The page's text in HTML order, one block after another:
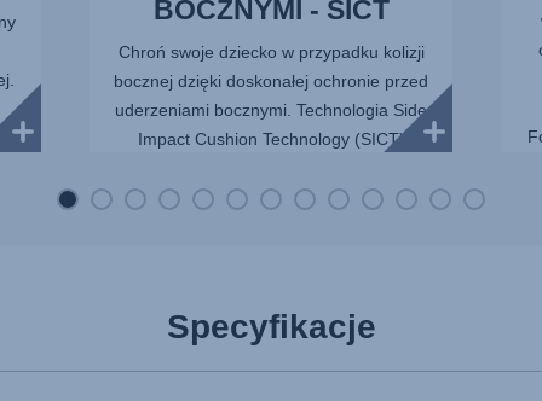
BOCZNYMI - SICT
Chroń swoje dziecko w przypadku kolizji
bocznej dzięki doskonałej ochronie przed
uderzeniami bocznymi. Technologia Side
Impact Cushion Technology (SICT)
samochodem a fotelikiem samochod...
Specyfikacje